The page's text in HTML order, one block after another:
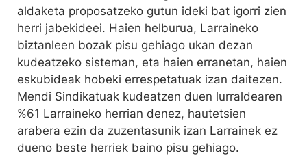
aldaketa proposatzeko gutun ideki bat igorri zien
herri jabekideei. Haien helburua, Larraineko
biztanleen bozak pisu gehiago ukan dezan
kudeatzeko sisteman, eta haien erranetan, haien
eskubideak hobeki errespetatuak izan daitezen.
Mendi Sindikatuak kudeatzen duen lurraldearen
%61 Larraineko herrian denez, hautetsien
arabera ezin da zuzentasunik izan Larrainek ez
dueno beste herriek baino pisu gehiago.